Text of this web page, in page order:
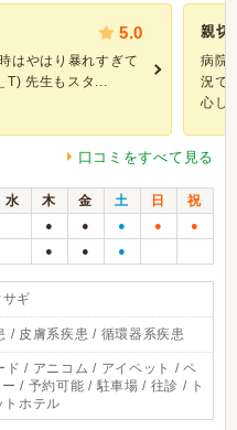
5.0
はやはり暴れすぎて
T) 先生もスタ...
親切
病院
況で
心し
口コミをすべて見る
水 木 金 土 日
祝
● ● ● ● ●
● ● ●
ギ
/ 皮膚系疾患 / 循環器系疾患
ド / アニコム / アイペット / ペ
/ 予約可能 / 駐車場 / 往診 / ト
トホテル